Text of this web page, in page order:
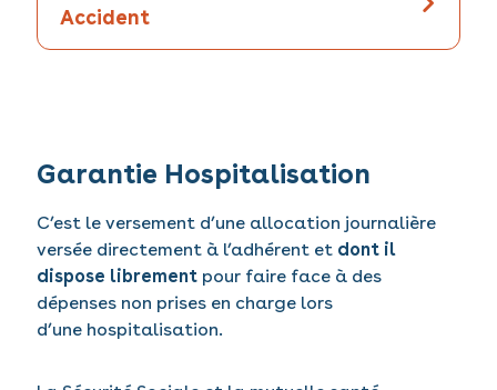
Accident
Garantie Hospitalisation
C’est le versement d’une allocation journalière
versée directement à l’adhérent et dont il
dispose librement pour faire face à des
dépenses non prises en charge lors
d’une hospitalisation.